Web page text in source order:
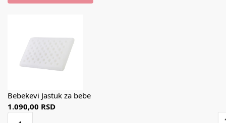
Bebekevi Jastuk za bebe
1.090,00 RSD